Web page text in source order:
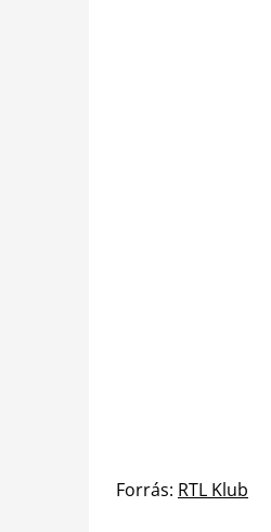
Forrás: RTL Klub